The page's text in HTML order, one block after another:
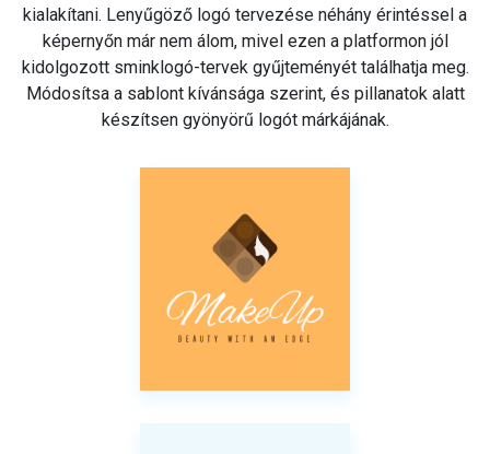
kialakítani. Lenyűgöző logó tervezése néhány érintéssel a
képernyőn már nem álom, mivel ezen a platformon jól
kidolgozott sminklogó-tervek gyűjteményét találhatja meg.
Módosítsa a sablont kívánsága szerint, és pillanatok alatt
készítsen gyönyörű logót márkájának.